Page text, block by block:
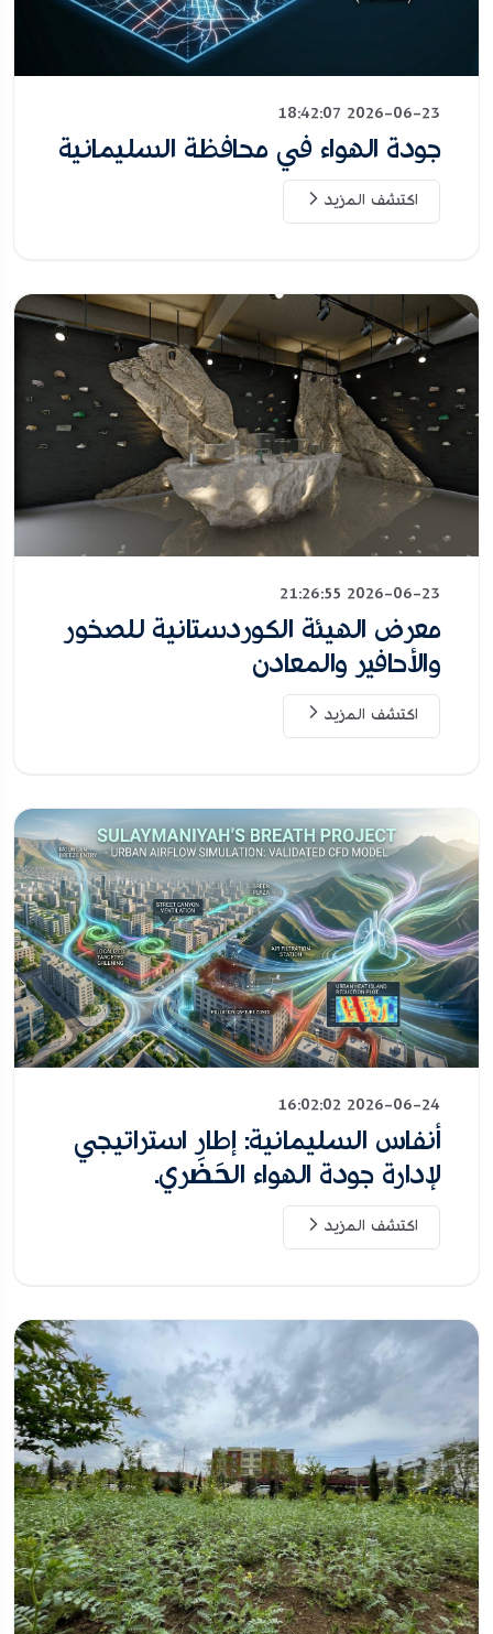
2026-06-23 18:42:07
جودة الهواء في محافظة السليمانية
اكتشف المزيد
2026-06-23 21:26:55
معرض الهيئة الكوردستانية للصخور
والأحافير والمعادن
اكتشف المزيد
2026-06-24 16:02:02
أنفاس السليمانية: إطار استراتيجي
لإدارة جودة الهواء الحَضَري.
اكتشف المزيد